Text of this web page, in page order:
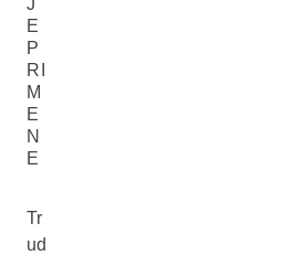
J
E
P
RI
M
E
N
E
Tr
ud